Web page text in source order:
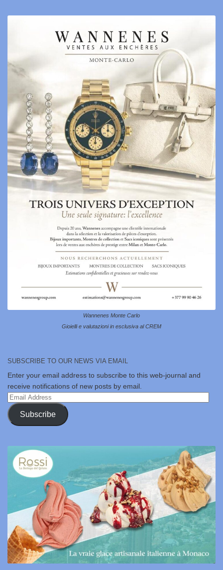
Wannenes Monte Carlo
Gioielli e valutazioni in esclusiva al CREM
SUBSCRIBE TO OUR NEWS VIA EMAIL
Enter your email address to subscribe to this web-journal and
receive notifications of new posts by email.
Email
Address
Subscribe